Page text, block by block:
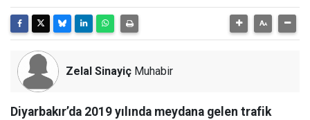
Zelal Sinayiç Muhabir
Diyarbakır’da 2019 yılında meydana gelen trafik